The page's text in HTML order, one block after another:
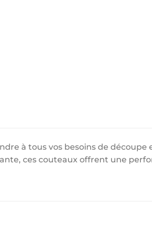
à tous vos besoins de découpe
ces couteaux offrent une